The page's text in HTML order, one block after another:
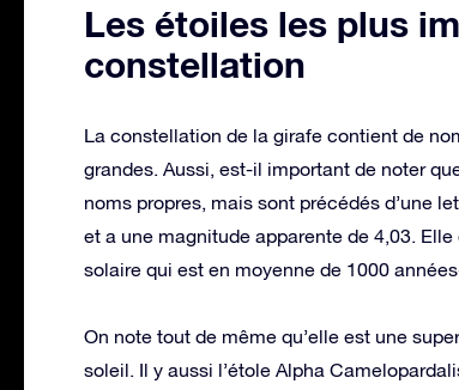
Les étoiles les plus
constellation
La constellation de la girafe contient de
grandes. Aussi, est-il important de noter
noms propres, mais sont précédés d’une
et a une magnitude apparente de 4,03.
solaire qui est en moyenne de 1000
On note tout de même qu’elle est une
soleil. Il y aussi l’étole Alpha